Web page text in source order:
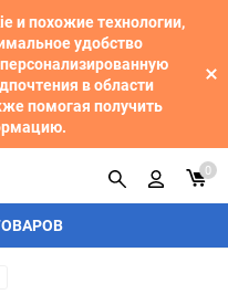
и похожие технологии,
удобство
в области
помогая получить
0